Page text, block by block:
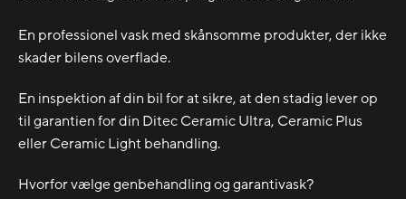
En professionel vask med skånsomme produkter, der ikke
skader bilens overflade.
En inspektion af din bil for at sikre, at den stadig lever op
til garantien for din Ditec Ceramic Ultra, Ceramic Plus
eller Ceramic Light behandling.
Hvorfor vælge genbehandling og garantivask?